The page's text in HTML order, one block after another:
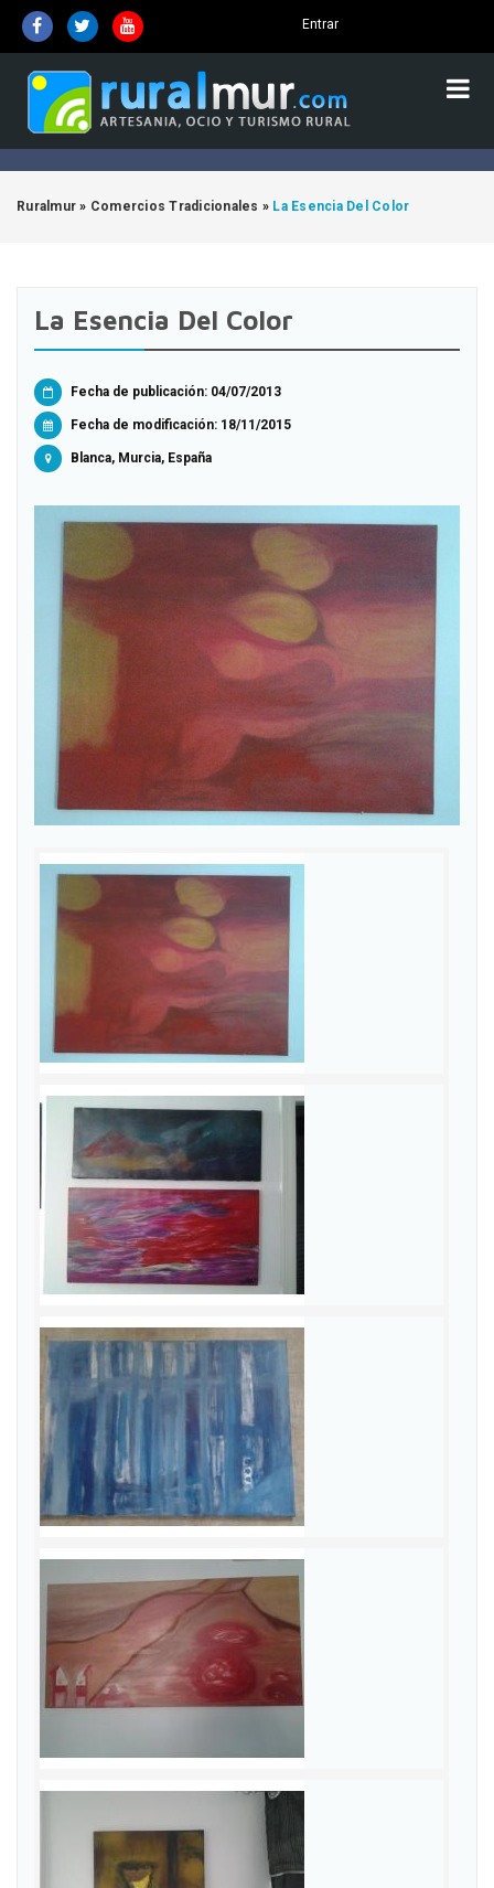
Entrar
Ruralmur » Comercios Tradicionales » La Esencia Del Color
La Esencia Del Color
Fecha de publicación: 04/07/2013
Fecha de modificación: 18/11/2015
Blanca, Murcia, España